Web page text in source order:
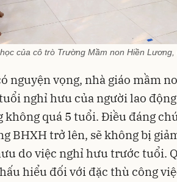
của cô trò Trường Mầm non Hiền Lương,
nguyện vọng, nhà giáo mầm
nghỉ hưu của người lao
quá 5 tuổi. Điều đáng
BHXH trở lên, sẽ không bị
do việc nghỉ hưu trước tuổi.
hiểu đối với đặc thù công